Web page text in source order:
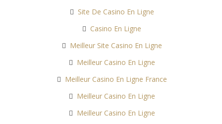
Site De Casino En Ligne
Casino En Ligne
Meilleur Site Casino En Ligne
Meilleur Casino En Ligne
Meilleur Casino En Ligne France
Meilleur Casino En Ligne
Meilleur Casino En Ligne